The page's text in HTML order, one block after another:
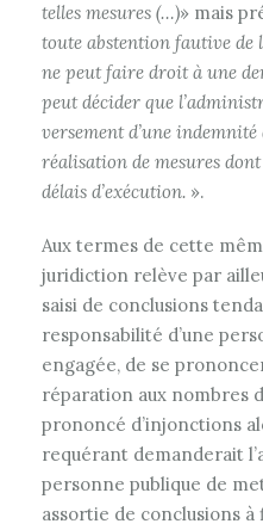
telles mesures (…)» mais
toute abstention fautive de
ne peut faire droit à une
peut décider que
versement d’une
réalisation de mesures
délais d’exécution. ».
Aux termes de cette
juridiction relève par
saisi de conclusions
responsabilité d’une
engagée, de se
réparation aux nombres
prononcé d’injonctions
requérant demanderait
personne publique de
assortie de conclusions à